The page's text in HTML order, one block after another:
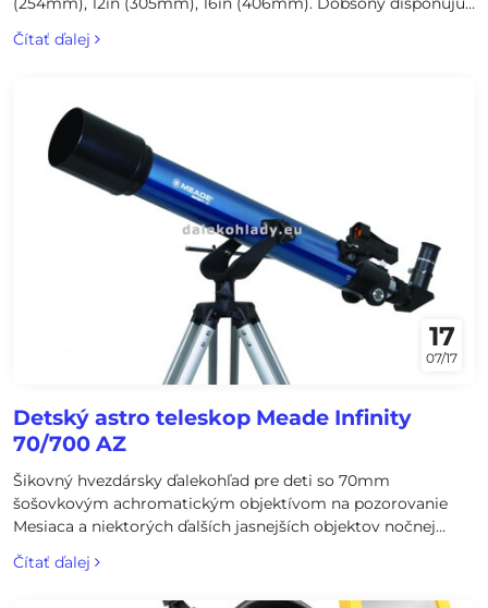
rozťažnosťou a dajú sa jednoducho prenášať v dvoch
Čítať ďalej
17
07/17
Detský astro teleskop Meade Infinity
70/700 AZ
Šikovný hvezdársky ďalekohľad pre deti so 70mm
šošovkovým achromatickým objektívom na pozorovanie
Mesiaca a niektorých ďalších jasnejších objektov nočnej
oblohy. V balení aj 2 okuláre, Barlow 2x šošovka, LED
hľadáčik, hliníkový statív, diagonál, azimutálna montáž a
Čítať ďalej